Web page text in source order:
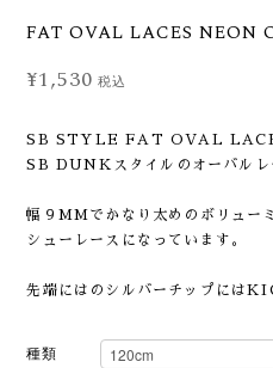
FAT OVAL LACES NEON
¥1,530 税込
SB STYLE FAT OVAL
SB DUNKスタイルのオーバルレ
幅９MMでかなり太めのボリュー
シューレースになっています。
先端にはのシルバーチップには
種類